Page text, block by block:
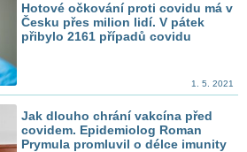
Hotové očkování proti covidu má v
Česku přes milion lidí. V pátek
přibylo 2161 případů covidu
1. 5. 2021
Jak dlouho chrání vakcína před
covidem. Epidemiolog Roman
Prymula promluvil o délce imunity